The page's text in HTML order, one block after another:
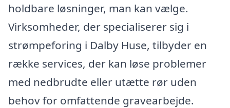
holdbare løsninger, man kan vælge.
Virksomheder, der specialiserer sig i
strømpeforing i Dalby Huse, tilbyder en
række services, der kan løse problemer
med nedbrudte eller utætte rør uden
behov for omfattende gravearbejde.